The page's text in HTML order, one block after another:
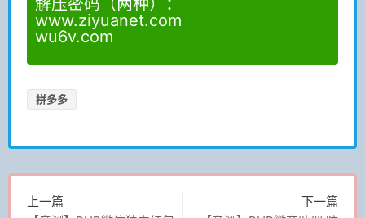
www.ziyuanet.com
wu6v.com
拼多多
上一篇
下一篇